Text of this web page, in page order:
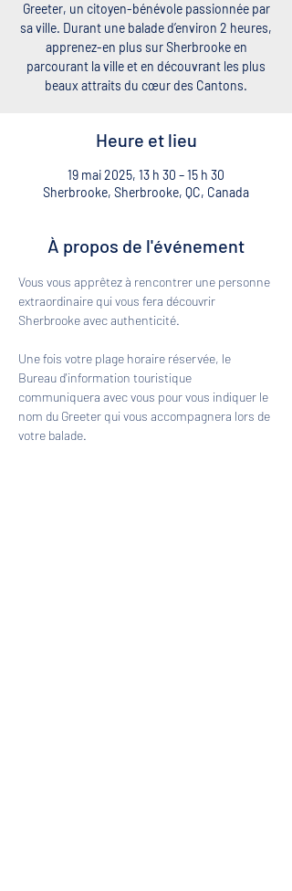
Greeter, un citoyen-bénévole passionnée par
sa ville. Durant une balade d’environ 2 heures,
apprenez-en plus sur Sherbrooke en
parcourant la ville et en découvrant les plus
beaux attraits du cœur des Cantons.
Heure et lieu
19 mai 2025, 13 h 30 – 15 h 30
Sherbrooke, Sherbrooke, QC, Canada
À propos de l'événement
Vous vous apprêtez à rencontrer une personne
extraordinaire qui vous fera découvrir
Sherbrooke avec authenticité.
Une fois votre plage horaire réservée, le
Bureau d'information touristique
communiquera avec vous pour vous indiquer le
nom du Greeter qui vous accompagnera lors de
votre balade.